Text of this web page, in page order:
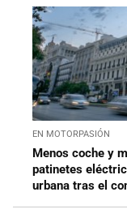
EN MOTORPASIÓN
Menos coche y
patinetes
urbana tras el